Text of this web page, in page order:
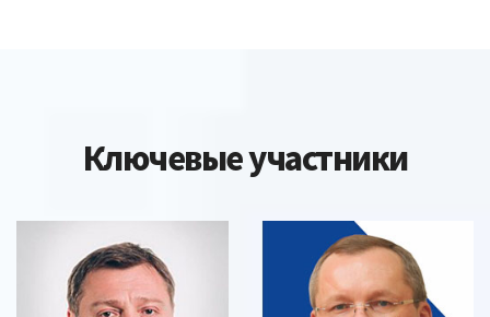
Ключевые участники